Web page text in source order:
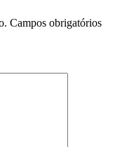
Campos obrigatórios